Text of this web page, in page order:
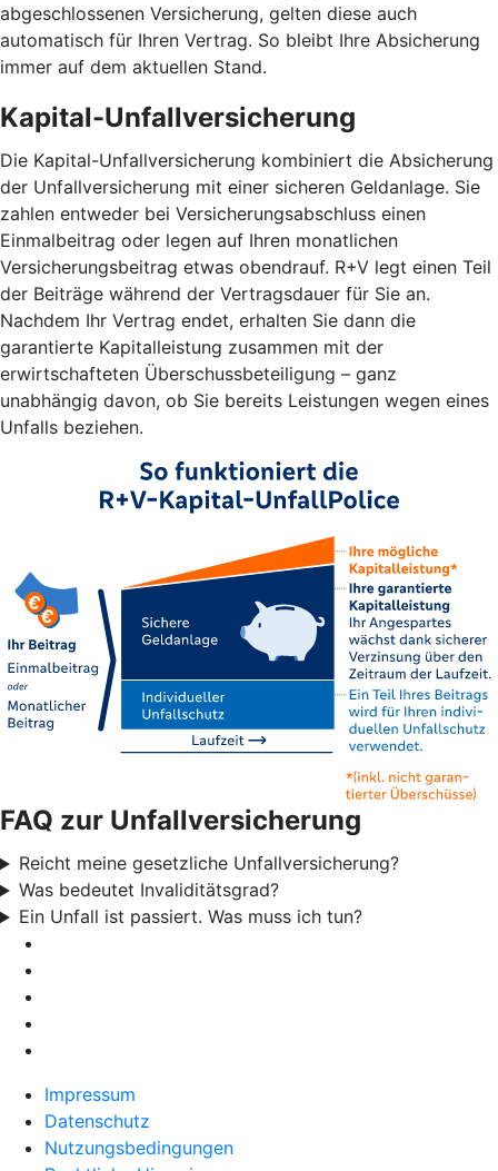
abgeschlossenen Versicherung, gelten diese auch
automatisch für Ihren Vertrag. So bleibt Ihre Absicherung
immer auf dem aktuellen Stand.
Kapital-Unfallversicherung
Die Kapital-Unfallversicherung kombiniert die Absicherung
der Unfallversicherung mit einer sicheren Geldanlage. Sie
zahlen entweder bei Versicherungsabschluss einen
Einmalbeitrag oder legen auf Ihren monatlichen
Versicherungsbeitrag etwas obendrauf. R+V legt einen Teil
der Beiträge während der Vertragsdauer für Sie an.
Nachdem Ihr Vertrag endet, erhalten Sie dann die
garantierte Kapitalleistung zusammen mit der
erwirtschafteten Überschussbeteiligung – ganz
unabhängig davon, ob Sie bereits Leistungen wegen eines
Unfalls beziehen.
FAQ zur Unfallversicherung
Reicht meine gesetzliche Unfallversicherung?
Was bedeutet Invaliditätsgrad?
Ein Unfall ist passiert. Was muss ich tun?
Impressum
Datenschutz
Nutzungsbedingungen